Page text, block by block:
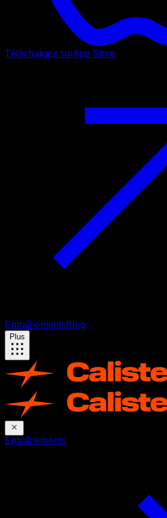
Téléchargez surApp Store
EntraînementsBlog
Plus
Entraînements